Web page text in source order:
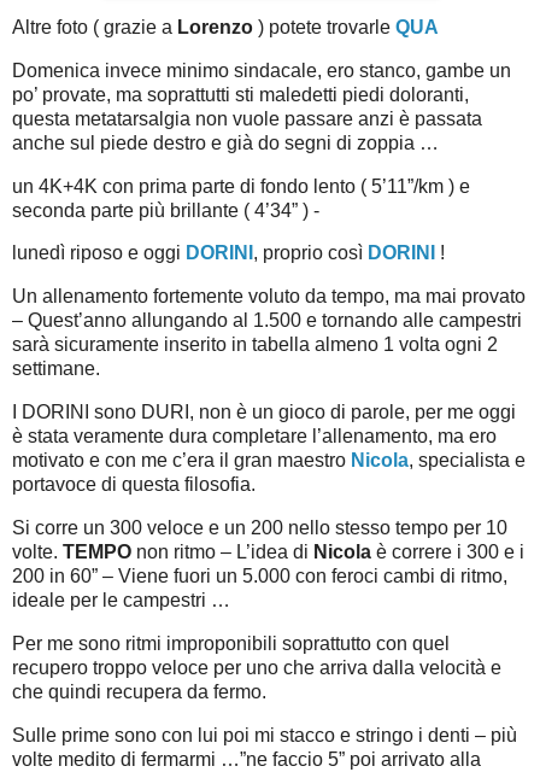
Altre foto ( grazie a Lorenzo ) potete trovarle QUA
Domenica invece minimo sindacale, ero stanco, gambe un
po’ provate, ma soprattutti sti maledetti piedi doloranti,
questa metatarsalgia non vuole passare anzi è passata
anche sul piede destro e già do segni di zoppia …
un 4K+4K con prima parte di fondo lento ( 5’11”/km ) e
seconda parte più brillante ( 4’34” ) -
lunedì riposo e oggi DORINI , proprio così DORINI !
Un allenamento fortemente voluto da tempo, ma mai provato
– Quest’anno allungando al 1.500 e tornando alle campestri
sarà sicuramente inserito in tabella almeno 1 volta ogni 2
settimane.
I DORINI sono DURI, non è un gioco di parole, per me oggi
è stata veramente dura completare l’allenamento, ma ero
motivato e con me c’era il gran maestro Nicola, specialista e
portavoce di questa filosofia.
Si corre un 300 veloce e un 200 nello stesso tempo per 10
volte. TEMPO non ritmo – L’idea di Nicola è correre i 300 e i
200 in 60” – Viene fuori un 5.000 con feroci cambi di ritmo,
ideale per le campestri …
Per me sono ritmi improponibili soprattutto con quel
recupero troppo veloce per uno che arriva dalla velocità e
che quindi recupera da fermo.
Sulle prime sono con lui poi mi stacco e stringo i denti – più
volte medito di fermarmi …”ne faccio 5” poi arrivato alla